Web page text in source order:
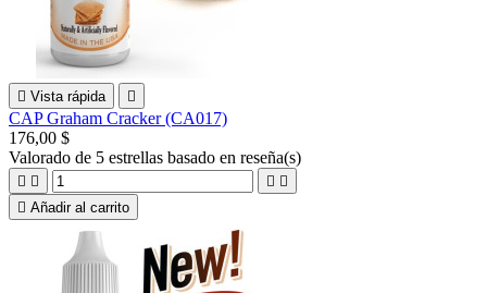
 Vista rápida 
CAP Graham Cracker (CA017)
176,00 $
Valorado de 5 estrellas basado en reseña(s)
   
 Añadir al carrito